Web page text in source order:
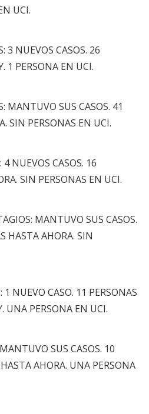
UCI.
3 NUEVOS CASOS. 26
1 PERSONA EN UCI.
MANTUVO SUS CASOS. 41
SIN PERSONAS EN UCI.
NUEVOS CASOS. 16
SIN PERSONAS EN UCI.
MANTUVO SUS CASOS.
HASTA AHORA. SIN
NUEVO CASO. 11 PERSONAS
UNA PERSONA EN UCI.
SUS CASOS. 10
AHORA. UNA PERSONA